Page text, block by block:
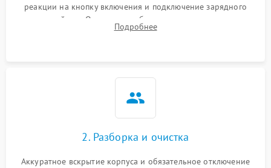
реакции на кнопку включения и подключение зарядного
устройства. Оценка потребления тока с помощью
лабораторного блока питания для локализации проблемы.
Подробнее
2. Разборка и очистка
Аккуратное вскрытие корпуса и обязательное отключение